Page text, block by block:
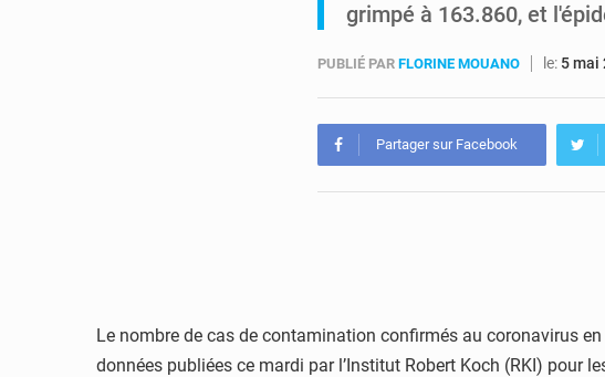
grimpé à 163.860, et
PUBLIÉ PAR FLORINE MOUANO le: 5 mai
Partager sur Facebook
Le nombre de cas de contamination confirmés au coronavirus
données publiées ce mardi par l’Institut Robert Koch (RKI) pour